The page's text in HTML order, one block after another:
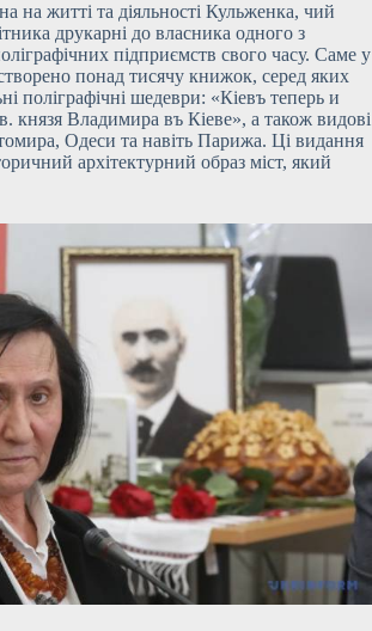
на житті та діяльності Кульженка, чий
друкарні до власника одного з
підприємств свого часу. Саме у
понад тисячу книжок, серед яких
поліграфічні шедеври: «Кіевъ теперь и
князя Владимира въ Кіеве», а також видові
Одеси та навіть Парижа. Ці видання
архітектурний образ міст, який